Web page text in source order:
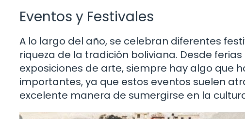
Eventos y Festivales
A lo largo del año, se celebran diferentes
riqueza de la tradición boliviana. Desde
exposiciones de arte, siempre hay algo que
importantes, ya que estos eventos suelen
excelente manera de sumergirse en la